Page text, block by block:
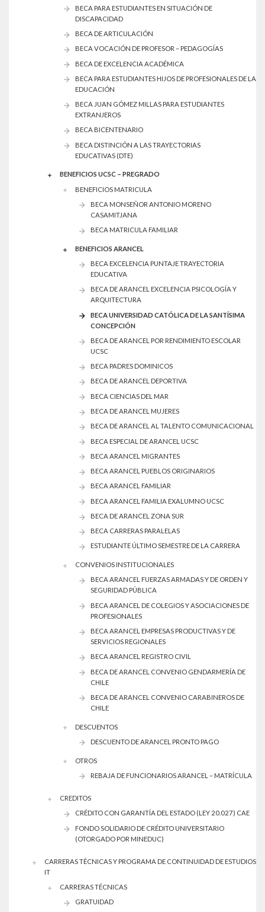
BECA PARA ESTUDIANTES EN SITUACIÓN DE
DISCAPACIDAD
BECA DE ARTICULACIÓN
BECA VOCACIÓN DE PROFESOR – PEDAGOGÍAS
BECA DE EXCELENCIA ACADÉMICA
BECA PARA ESTUDIANTES HIJOS DE PROFESIONALES DE LA
EDUCACIÓN
BECA JUAN GÓMEZ MILLAS PARA ESTUDIANTES
EXTRANJEROS
BECA BICENTENARIO
BECA DISTINCIÓN A LAS TRAYECTORIAS
EDUCATIVAS (DTE)
BENEFICIOS UCSC – PREGRADO
BENEFICIOS MATRICULA
BECA MONSEÑOR ANTONIO MORENO
CASAMITJANA
BECA MATRICULA FAMILIAR
BENEFICIOS ARANCEL
BECA EXCELENCIA PUNTAJE TRAYECTORIA
EDUCATIVA
BECA DE ARANCEL EXCELENCIA PSICOLOGÍA Y
ARQUITECTURA
BECA UNIVERSIDAD CATÓLICA DE LA SANTÍSIMA
CONCEPCIÓN
BECA DE ARANCEL POR RENDIMIENTO ESCOLAR
UCSC
BECA PADRES DOMINICOS
BECA DE ARANCEL DEPORTIVA
BECA CIENCIAS DEL MAR
BECA DE ARANCEL MUJERES
BECA DE ARANCEL AL TALENTO COMUNICACIONAL
BECA ESPECIAL DE ARANCEL UCSC
BECA ARANCEL MIGRANTES
BECA ARANCEL PUEBLOS ORIGINARIOS
BECA ARANCEL FAMILIAR
BECA ARANCEL FAMILIA EXALUMNO UCSC
BECA DE ARANCEL ZONA SUR
BECA CARRERAS PARALELAS
ESTUDIANTE ÚLTIMO SEMESTRE DE LA CARRERA
CONVENIOS INSTITUCIONALES
BECA ARANCEL FUERZAS ARMADAS Y DE ORDEN Y
SEGURIDAD PÚBLICA
BECA ARANCEL DE COLEGIOS Y ASOCIACIONES DE
PROFESIONALES
BECA ARANCEL EMPRESAS PRODUCTIVAS Y DE
SERVICIOS REGIONALES
BECA ARANCEL REGISTRO CIVIL
BECA DE ARANCEL CONVENIO GENDARMERÍA DE
CHILE
BECA DE ARANCEL CONVENIO CARABINEROS DE
CHILE
DESCUENTOS
DESCUENTO DE ARANCEL PRONTO PAGO
OTROS
REBAJA DE FUNCIONARIOS ARANCEL – MATRÍCULA
CREDITOS
CRÉDITO CON GARANTÍA DEL ESTADO (LEY 20.027) CAE
FONDO SOLIDARIO DE CRÉDITO UNIVERSITARIO
(OTORGADO POR MINEDUC)
CARRERAS TÉCNICAS Y PROGRAMA DE CONTINUIDAD DE ESTUDIOS
IT
CARRERAS TÉCNICAS
GRATUIDAD